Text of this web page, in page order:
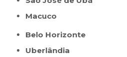
Macuco
Belo Horizonte
Uberlândia